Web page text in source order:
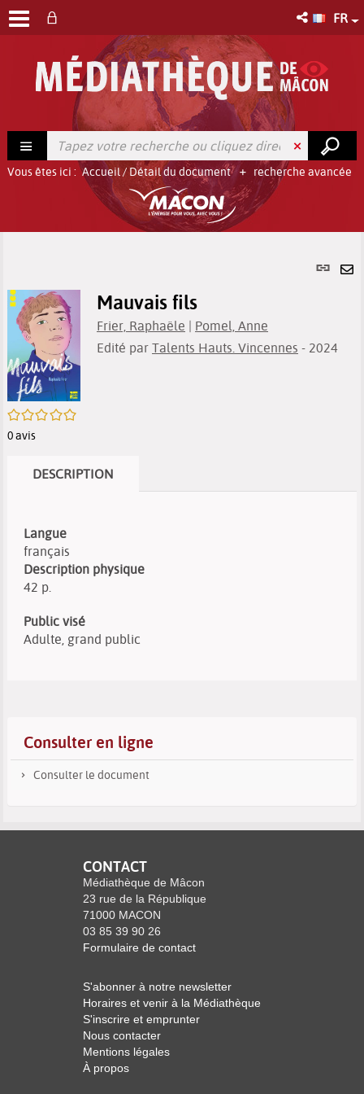
FR
recherche avancée
Vous êtes ici : Accueil/ Détail du document
Lien
/5
0avis
Mauvais fils
Frier, Raphaële | Pomel, Anne
Edité par Talents Hauts. Vincennes - 2024
DESCRIPTION
Langue
français
Description physique
42 p.
Public visé
Adulte, grand public
Consulter en ligne
Consulter le document
CONTACT
Médiathèque de Mâcon
23 rue de la République
71000 MACON
03 85 39 90 26
Formulaire de contact
S'abonner à notre newsletter
Horaires et venir à la Médiathèque
S'inscrire et emprunter
Nous contacter
Mentions légales
À propos